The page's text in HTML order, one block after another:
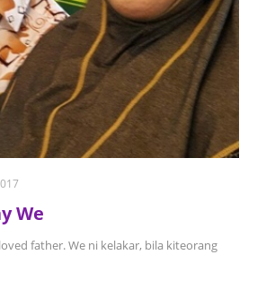
We
father. We ni kelakar, bila kiteorang